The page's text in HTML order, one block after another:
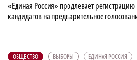
«Единая Россия» продлевает регистрацию
кандидатов на предварительное
ОБЩЕСТВО ВЫБОРЫ ЕДИНАЯ РОССИЯ